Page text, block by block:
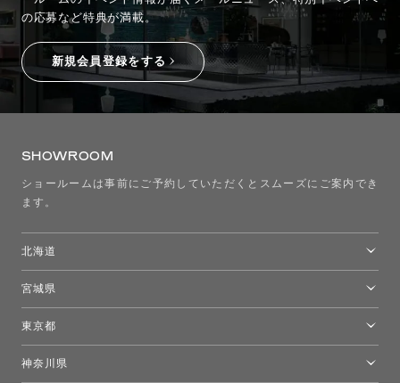
の応募など特典が満載。
新規会員登録をする
SHOWROOM
ショールームは事前にご予約していただくとスムーズにご案内でき
ます。
北海道
宮城県
東京都
神奈川県